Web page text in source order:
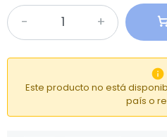

Este producto no está
país o